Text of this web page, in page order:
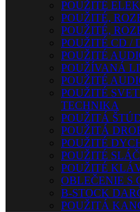
POUŽITÉ
POUŽITÉ,
POUŽITÉ,
POUŽITÉ CD /
POUŽITÉ
POUŽÍVANÁ
POUŽITÉ
POUŽITÉ
TECHNIKA
POUŽITÁ
POUŽITÁ
POUŽITÉ
POUŽITÉ
POUŽITÉ
OBLEČENIE S
B-STOCK
POUŽITÁ